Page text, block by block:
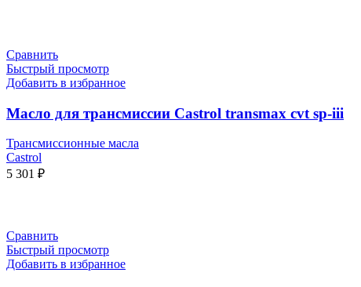
Сравнить
Быстрый просмотр
Добавить в избранное
Масло для трансмиссии Castrol transmax cvt sp-iii
Трансмиссионные масла
Castrol
5 301 ₽
Сравнить
Быстрый просмотр
Добавить в избранное